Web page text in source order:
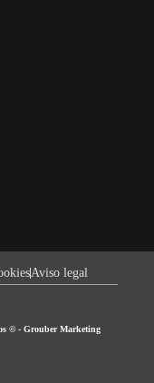
Aviso legal
© - Grouber Marketing